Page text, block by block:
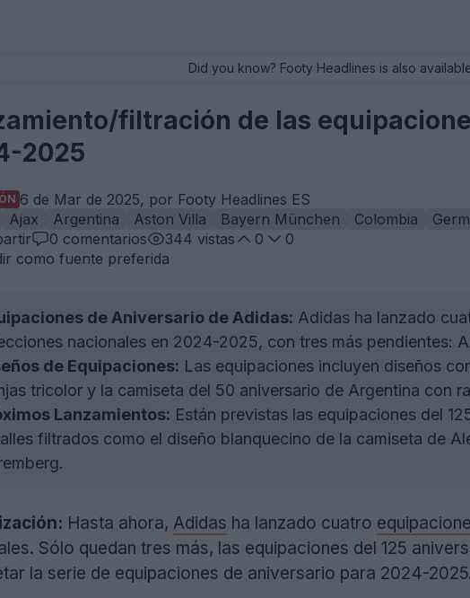
Did you know? Footy Headlines is also
filtración de las
2025
6 de Mar de 2025, por Footy Headlines ES
Ajax Argentina Aston Villa Bayern München Colombia
0 comentarios 344 vistas 0
0
como fuente preferida
de Aniversario de Adidas: Adidas ha lanzado
nacionales en 2024-2025, con tres más pendientes:
de Equipaciones: Las equipaciones incluyen diseños
tricolor y la camiseta del 50 aniversario de Argentina con
Lanzamientos: Están previstas las equipaciones del
filtrados como el diseño blanquecino de la camiseta de
Hasta ahora, Adidas ha lanzado cuatro
Sólo quedan tres más, las equipaciones del 125
la serie de equipaciones de aniversario para 2024-